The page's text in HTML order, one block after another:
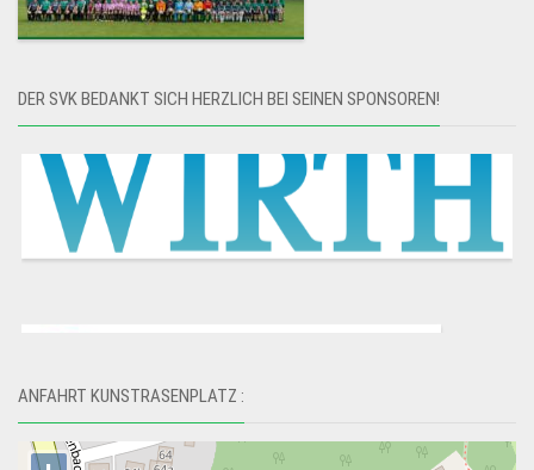
DER SVK BEDANKT SICH HERZLICH BEI SEINEN SPONSOREN!
ANFAHRT KUNSTRASENPLATZ :